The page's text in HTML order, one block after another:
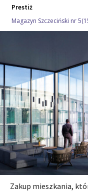
Prestiż
Magazyn Szczeciński nr
Zakup mieszkania,